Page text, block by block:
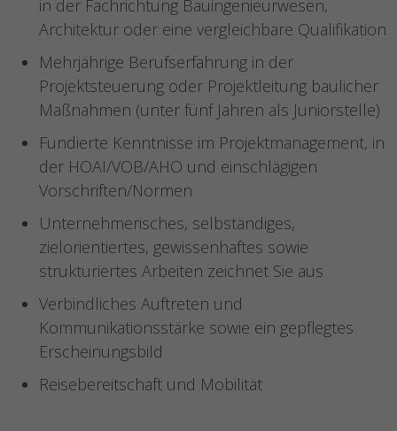
in der Fachrichtung Bauingenieurwesen,
Architektur oder eine vergleichbare Qualifikation
Mehrjährige Berufserfahrung in der
Projektsteuerung oder Projektleitung baulicher
Maßnahmen (unter fünf Jahren als Juniorstelle)
Fundierte Kenntnisse im Projektmanagement, in
der HOAI/VOB/AHO und einschlägigen
Vorschriften/Normen
Unternehmerisches, selbständiges,
zielorientiertes, gewissenhaftes sowie
strukturiertes Arbeiten zeichnet Sie aus
Verbindliches Auftreten und
Kommunikationsstärke sowie ein gepflegtes
Erscheinungsbild
Reisebereitschaft und Mobilität